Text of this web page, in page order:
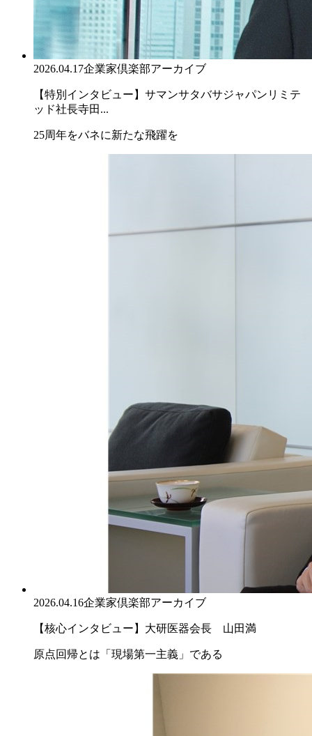
2026.04.17企業家倶楽部アーカイブ
【特別インタビュー】サマンサタバサジャパンリミテ
ッド社長寺田...
25周年をバネに新たな飛躍を
2026.04.16企業家倶楽部アーカイブ
【核心インタビュー】大研医器会長 山田満
原点回帰とは「現場第一主義」である